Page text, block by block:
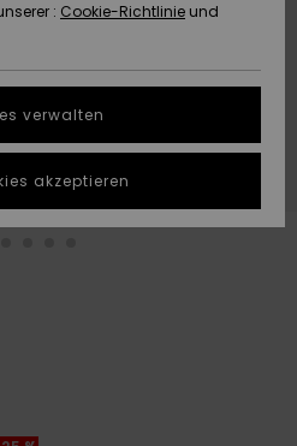
Sie eine
auf Ihre
: Cookie-Richtlinie und
verwalten
akzeptieren